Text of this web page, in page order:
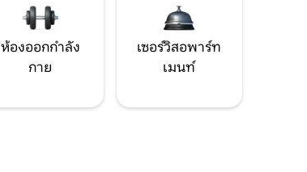
ห้องออกกำลัง
กาย
เซอร์วิสอพาร์ท
เมนท์